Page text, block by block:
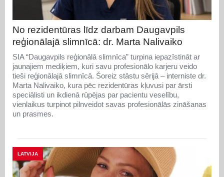
No rezidentūras līdz darbam Daugavpils
reģionālajā slimnīcā: dr. Marta Nalivaiko
SIA “Daugavpils reģionālā slimnīca” turpina iepazīstināt ar
jaunajiem mediķiem, kuri savu profesionālo karjeru veido
tieši reģionālajā slimnīcā. Šoreiz stāstu sērijā – interniste dr.
Marta Nalivaiko, kura pēc rezidentūras kļuvusi par ārsti
speciālisti un ikdienā rūpējas par pacientu veselību,
vienlaikus turpinot pilnveidot savas profesionālās zināšanas
un prasmes.
LATVIJA